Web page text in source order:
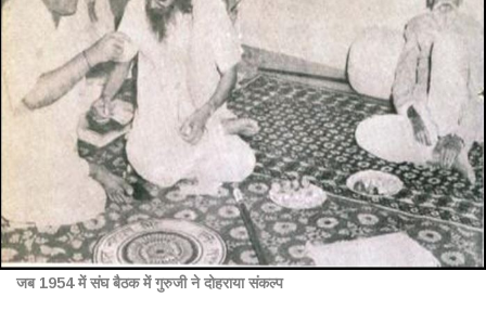
जब 1954 में संघ बैठक में गुरुजी ने दोहराया संकल्प